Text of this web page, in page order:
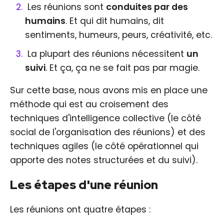
Les réunions sont conduites par des
humains. Et qui dit humains, dit
sentiments, humeurs, peurs, créativité, etc.
La plupart des réunions nécessitent un
suivi. Et ça, ça ne se fait pas par magie.
Sur cette base, nous avons mis en place une
méthode qui est au croisement des
techniques d'intelligence collective (le côté
social de l'organisation des réunions) et des
techniques agiles (le côté opérationnel qui
apporte des notes structurées et du suivi).
Les étapes d'une réunion
Les réunions ont quatre étapes :